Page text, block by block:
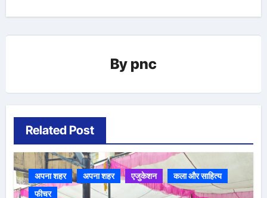
By pnc
Related Post
अपना शहर अपना शहर एजुकेशन
कला और साहित्य
फीचर